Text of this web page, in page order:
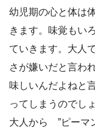
幼児期の心と体は
きます。味覚もい
ていきます。大人
さが嫌いだと言わ
味しいんだよねと
ってしまうのでし
大人から ”ピーマ